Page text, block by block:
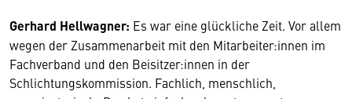
Gerhard Hellwagner: Es war eine glückliche Zeit. Vor allem
wegen der Zusammenarbeit mit den Mitarbeiter:innen im
Fachverband und den Beisitzer:innen in der
Schlichtungskommission. Fachlich, menschlich,